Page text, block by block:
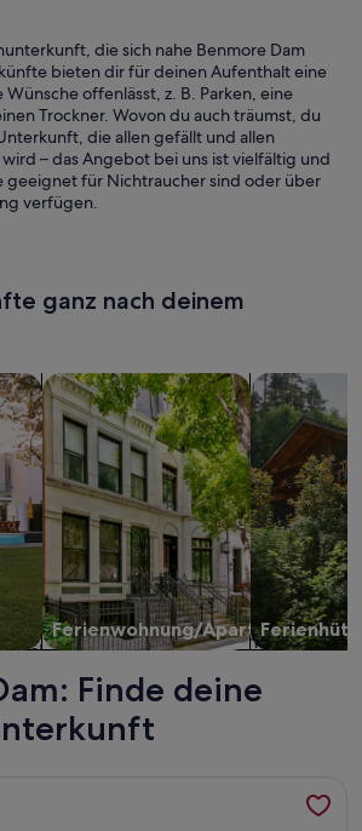
die sich nahe Benmore Dam
bieten dir für deinen Aufenthalt eine
offenlässt, z. B. Parken, eine
Trockner. Wovon du auch träumst, du
die allen gefällt und allen
– das Angebot bei uns ist vielfältig und
geeignet für Nichtraucher sind oder über
verfügen.
ganz nach deinem
Ferienwohnung/Apartment
Suche nach Ferienwohnungen oder
Suche nach
Finde deine
next to Alps to Ocean Cycle trail